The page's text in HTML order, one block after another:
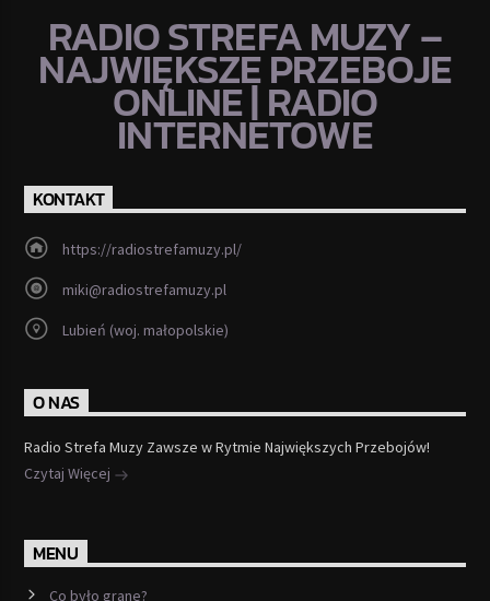
RADIO STREFA MUZY –
NAJWIĘKSZE PRZEBOJE
ONLINE | RADIO
INTERNETOWE
KONTAKT
https://radiostrefamuzy.pl/
miki@radiostrefamuzy.pl
Lubień (woj. małopolskie)
O NAS
Radio Strefa Muzy Zawsze w Rytmie Największych Przebojów!
Czytaj Więcej
MENU
Co było grane?